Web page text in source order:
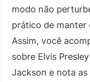
modo não
prático de
Assim, você
sobre Elvis
Jackson e nota